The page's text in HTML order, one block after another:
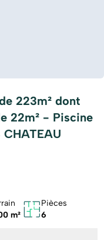
223m² dont
22m² - Piscine
m²
Pièces
6